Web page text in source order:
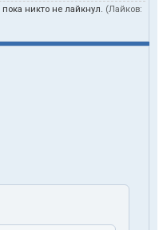
пока никто не лайкнул. (Лайков: